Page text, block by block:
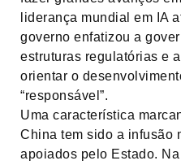
liderança mundial em IA
governo enfatizou a
estruturas regulatórias e
orientar o
“responsável”.
Uma característica
China tem sido a infusão
apoiados pelo Estado.